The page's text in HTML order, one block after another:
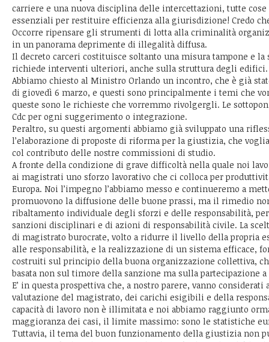
carriere e una nuova disciplina delle intercettazioni, tutte
essenziali per restituire efficienza alla giurisdizione! Credo
Occorre ripensare gli strumenti di lotta alla criminalità
in un panorama deprimente di illegalità diffusa.
Il decreto carceri costituisce soltanto una misura tampone e
richiede interventi ulteriori, anche sulla struttura degli edifici.
Abbiamo chiesto al Ministro Orlando un incontro, che è già
di giovedì 6 marzo, e questi sono principalmente i temi che
queste sono le richieste che vorremmo rivolgergli. Le
Cdc per ogni suggerimento o integrazione.
Peraltro, su questi argomenti abbiamo già sviluppato una
l’elaborazione di proposte di riforma per la giustizia, che
col contributo delle nostre commissioni di studio.
A fronte della condizione di grave difficoltà nella quale noi
ai magistrati uno sforzo lavorativo che ci colloca per
Europa. Noi l’impegno l’abbiamo messo e continueremo a
promuovono la diffusione delle buone prassi, ma il rimedio
ribaltamento individuale degli sforzi e delle responsabilità,
sanzioni disciplinari e di azioni di responsabilità civile. La
di magistrato burocrate, volto a ridurre il livello della propria
alle responsabilità, e la realizzazione di un sistema efficace,
costruiti sul principio della buona organizzazione collettiva,
basata non sul timore della sanzione ma sulla partecipazione
E’ in questa prospettiva che, a nostro parere, vanno
valutazione del magistrato, dei carichi esigibili e della
capacità di lavoro non è illimitata e noi abbiamo raggiunto
maggioranza dei casi, il limite massimo: sono le statistiche
Tuttavia, il tema del buon funzionamento della giustizia non